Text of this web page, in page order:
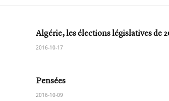
Algérie, les élections législatives de
2016-10-17
Pensées
2016-10-09